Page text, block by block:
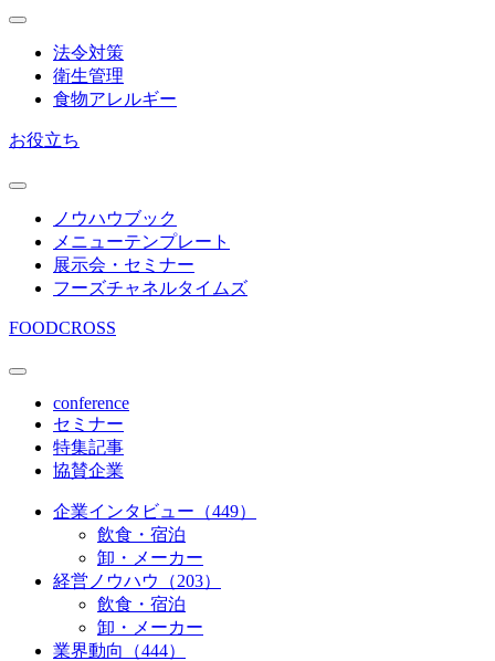
法令対策
衛生管理
食物アレルギー
お役立ち
ノウハウブック
メニューテンプレート
展示会・セミナー
フーズチャネルタイムズ
FOODCROSS
conference
セミナー
特集記事
協賛企業
企業インタビュー（449）
飲食・宿泊
卸・メーカー
経営ノウハウ（203）
飲食・宿泊
卸・メーカー
業界動向（444）